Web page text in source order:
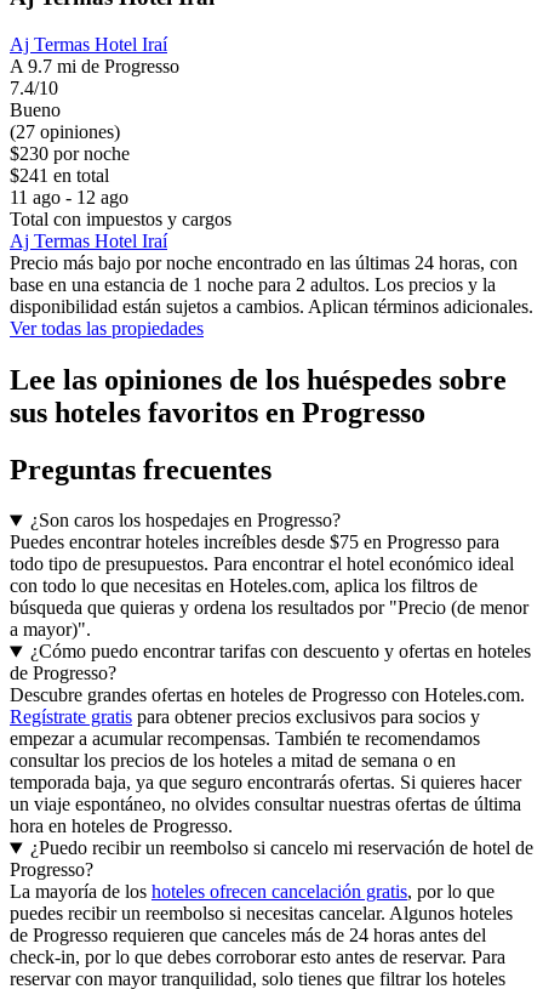
Aj Termas Hotel Iraí
A 9.7 mi de Progresso
7.4/10
Bueno
(27 opiniones)
$230 por noche
$241 en total
11 ago - 12 ago
Total con impuestos y cargos
Aj Termas Hotel Iraí
Precio más bajo por noche encontrado en las últimas 24 horas, con
base en una estancia de 1 noche para 2 adultos. Los precios y la
disponibilidad están sujetos a cambios. Aplican términos adicionales.
Ver todas las propiedades
Lee las opiniones de los huéspedes sobre
sus hoteles favoritos en Progresso
Preguntas frecuentes
¿Son caros los hospedajes en Progresso?
Puedes encontrar hoteles increíbles desde $75 en Progresso para
todo tipo de presupuestos. Para encontrar el hotel económico ideal
con todo lo que necesitas en Hoteles.com, aplica los filtros de
búsqueda que quieras y ordena los resultados por "Precio (de menor
a mayor)".
¿Cómo puedo encontrar tarifas con descuento y ofertas en hoteles
de Progresso?
Descubre grandes ofertas en hoteles de Progresso con Hoteles.com.
Regístrate gratis para obtener precios exclusivos para socios y
empezar a acumular recompensas. También te recomendamos
consultar los precios de los hoteles a mitad de semana o en
temporada baja, ya que seguro encontrarás ofertas. Si quieres hacer
un viaje espontáneo, no olvides consultar nuestras ofertas de última
hora en hoteles de Progresso.
¿Puedo recibir un reembolso si cancelo mi reservación de hotel de
Progresso?
La mayoría de los hoteles ofrecen cancelación gratis, por lo que
puedes recibir un reembolso si necesitas cancelar. Algunos hoteles
de Progresso requieren que canceles más de 24 horas antes del
check-in, por lo que debes corroborar esto antes de reservar. Para
reservar con mayor tranquilidad, solo tienes que filtrar los hoteles